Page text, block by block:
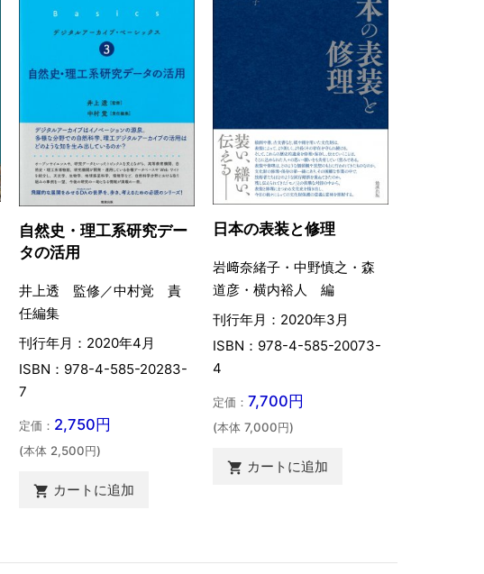
自然史・理工系研究デー
タの活用
井上透 監修／中村覚 責
任編集
刊行年月：2020年4月
ISBN：978-4-585-20283-
7
定価： 2,750円
(本体 2,500円)
 カートに追加
日本の表装と修理
岩﨑奈緒子・中野慎之・森
道彦・横内裕人 編
刊行年月：2020年3月
ISBN：978-4-585-20073-
4
定価：7,700円
(本体 7,000円)
 カートに追加